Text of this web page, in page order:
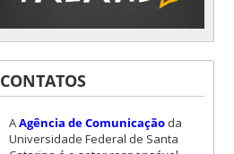
CONTATOS
AAgência de Comunicaçãoda
Universidade Federal de Santa